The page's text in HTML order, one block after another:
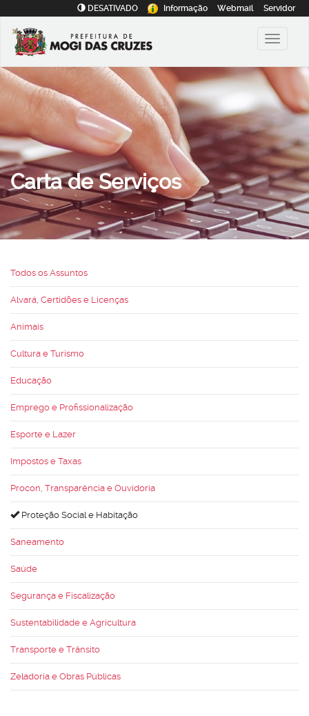
DESATIVADO Informação Webmail Servidor
Carta de Serviços
Todos os Assuntos
Alvará, Certidões e Licenças
Animais
Cultura e Turismo
Educação
Emprego e Profissionalização
Esporte e Lazer
Impostos e Taxas
Procon, Transparência e Ouvidoria
Proteção Social e Habitação
Saneamento
Saúde
Segurança e Fiscalização
Sustentabilidade e Agricultura
Transporte e Trânsito
Zeladoria e Obras Públicas